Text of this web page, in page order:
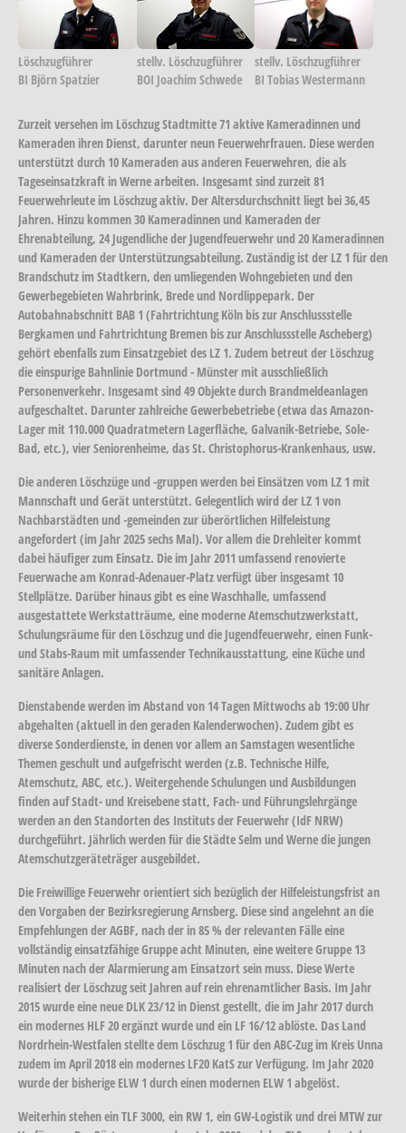
Löschzugführer
BI Björn Spatzier
stellv. Löschzugführer
BOI Joachim Schwede
stellv. Löschzugführer
BI Tobias Westermann
Zurzeit versehen im Löschzug Stadtmitte 71 aktive Kameradinnen und
Kameraden ihren Dienst, darunter neun Feuerwehrfrauen. Diese werden
unterstützt durch 10 Kameraden aus anderen Feuerwehren, die als
Tageseinsatzkraft in Werne arbeiten. Insgesamt sind zurzeit 81
Feuerwehrleute im Löschzug aktiv. Der Altersdurchschnitt liegt bei 36,45
Jahren. Hinzu kommen 30 Kameradinnen und Kameraden der
Ehrenabteilung, 24 Jugendliche der Jugendfeuerwehr und 20 Kameradinnen
und Kameraden der Unterstützungsabteilung. Zuständig ist der LZ 1 für den
Brandschutz im Stadtkern, den umliegenden Wohngebieten und den
Gewerbegebieten Wahrbrink, Brede und Nordlippepark. Der
Autobahnabschnitt BAB 1 (Fahrtrichtung Köln bis zur Anschlussstelle
Bergkamen und Fahrtrichtung Bremen bis zur Anschlussstelle Ascheberg)
gehört ebenfalls zum Einsatzgebiet des LZ 1. Zudem betreut der Löschzug
die einspurige Bahnlinie Dortmund - Münster mit ausschließlich
Personenverkehr. Insgesamt sind 49 Objekte durch Brandmeldeanlagen
aufgeschaltet. Darunter zahlreiche Gewerbebetriebe (etwa das Amazon-
Lager mit 110.000 Quadratmetern Lagerfläche, Galvanik-Betriebe, Sole-
Bad, etc.), vier Seniorenheime, das St. Christophorus-Krankenhaus, usw.
Die anderen Löschzüge und -gruppen werden bei Einsätzen vom LZ 1 mit
Mannschaft und Gerät unterstützt. Gelegentlich wird der LZ 1 von
Nachbarstädten und -gemeinden zur überörtlichen Hilfeleistung
angefordert (im Jahr 2025 sechs Mal). Vor allem die Drehleiter kommt
dabei häufiger zum Einsatz. Die im Jahr 2011 umfassend renovierte
Feuerwache am Konrad-Adenauer-Platz verfügt über insgesamt 10
Stellplätze. Darüber hinaus gibt es eine Waschhalle, umfassend
ausgestattete Werkstatträume, eine moderne Atemschutzwerkstatt,
Schulungsräume für den Löschzug und die Jugendfeuerwehr, einen Funk-
und Stabs-Raum mit umfassender Technikausstattung, eine Küche und
sanitäre Anlagen.
Dienstabende werden im Abstand von 14 Tagen Mittwochs ab 19:00 Uhr
abgehalten (aktuell in den geraden Kalenderwochen). Zudem gibt es
diverse Sonderdienste, in denen vor allem an Samstagen wesentliche
Themen geschult und aufgefrischt werden (z.B. Technische Hilfe,
Atemschutz, ABC, etc.). Weitergehende Schulungen und Ausbildungen
finden auf Stadt- und Kreisebene statt, Fach- und Führungslehrgänge
werden an den Standorten des Instituts der Feuerwehr (IdF NRW)
durchgeführt. Jährlich werden für die Städte Selm und Werne die jungen
Atemschutzgeräteträger ausgebildet.
Die Freiwillige Feuerwehr orientiert sich bezüglich der Hilfeleistungsfrist an
den Vorgaben der Bezirksregierung Arnsberg. Diese sind angelehnt an die
Empfehlungen der AGBF, nach der in 85 % der relevanten Fälle eine
vollständig einsatzfähige Gruppe acht Minuten, eine weitere Gruppe 13
Minuten nach der Alarmierung am Einsatzort sein muss. Diese Werte
realisiert der Löschzug seit Jahren auf rein ehrenamtlicher Basis. Im Jahr
2015 wurde eine neue DLK 23/12 in Dienst gestellt, die im Jahr 2017 durch
ein modernes HLF 20 ergänzt wurde und ein LF 16/12 ablöste. Das Land
Nordrhein-Westfalen stellte dem Löschzug 1 für den ABC-Zug im Kreis Unna
zudem im April 2018 ein modernes LF20 KatS zur Verfügung. Im Jahr 2020
wurde der bisherige ELW 1 durch einen modernen ELW 1 abgelöst.
Weiterhin stehen ein TLF 3000, ein RW 1, ein GW-Logistik und drei MTW zur